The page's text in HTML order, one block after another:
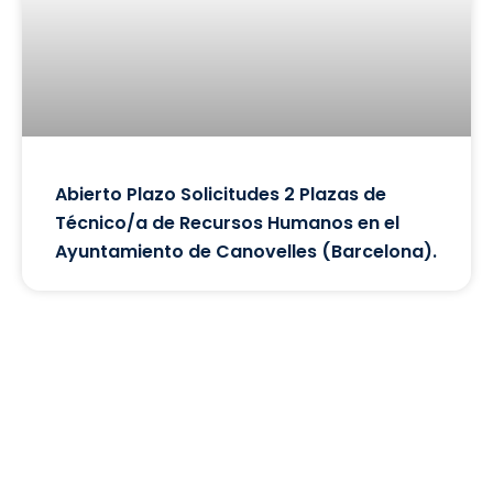
Abierto Plazo Solicitudes 2 Plazas de
Técnico/a de Recursos Humanos en el
Ayuntamiento de Canovelles (Barcelona).